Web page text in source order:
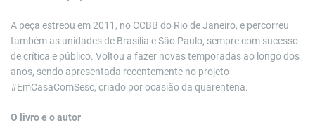
A peça estreou em 2011, no CCBB do Rio de Janeiro, e percorreu
também as unidades de Brasília e São Paulo, sempre com sucesso
de crítica e público. Voltou a fazer novas temporadas ao longo dos
anos, sendo apresentada recentemente no projeto
#EmCasaComSesc, criado por ocasião da quarentena.
O livro e o autor